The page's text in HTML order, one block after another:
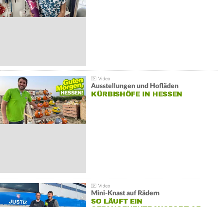
Ausstellungen und Hofläden
KÜRBISHÖFE IN HESSEN
Mini-Knast auf Rädern
SO LÄUFT EIN